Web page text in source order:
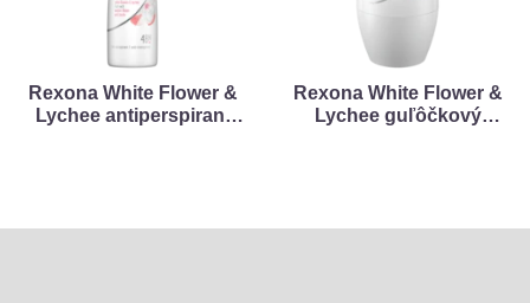
Rexona White Flower &
Lychee antiperspirant
Rexona White Flower &
Lychee guľôčkový